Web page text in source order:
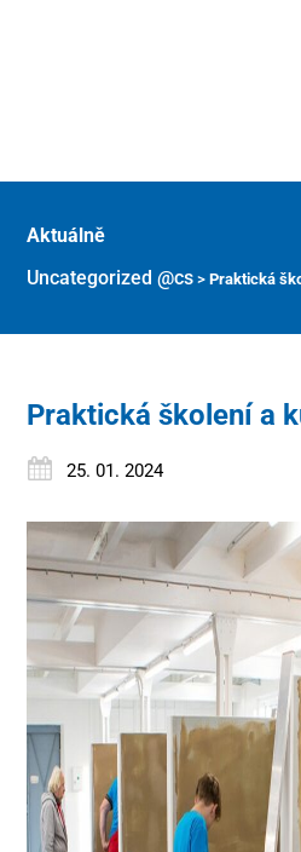
Aktuálně
Uncategorized @cs >Praktická
Praktická školení a
25. 01. 2024